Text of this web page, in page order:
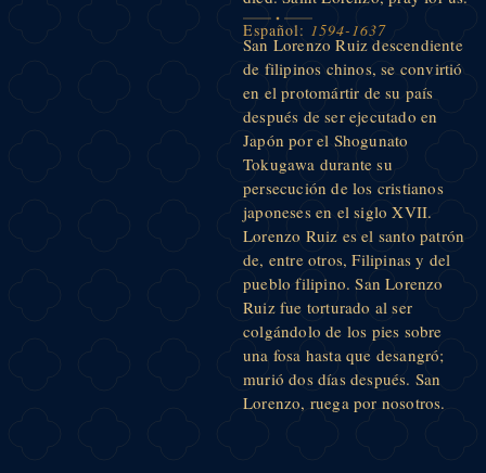
Español: 1594-1637
San Lorenzo Ruiz descendiente
de filipinos chinos, se convirtió
en el protomártir de su país
después de ser ejecutado en
Japón por el Shogunato
Tokugawa durante su
persecución de los cristianos
japoneses en el siglo XVII.
Lorenzo Ruiz es el santo patrón
de, entre otros, Filipinas y del
pueblo filipino. San Lorenzo
Ruiz fue torturado al ser
colgándolo de los pies sobre
una fosa hasta que desangró;
murió dos días después. San
Lorenzo, ruega por nosotros.